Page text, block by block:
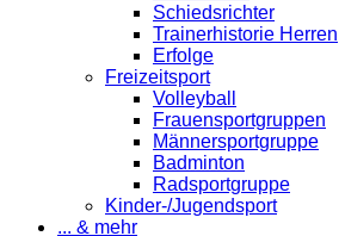
Schiedsrichter
Trainerhistorie Herren
Erfolge
Freizeitsport
Volleyball
Frauensportgruppen
Männersportgruppe
Badminton
Radsportgruppe
Kinder-/Jugendsport
... & mehr